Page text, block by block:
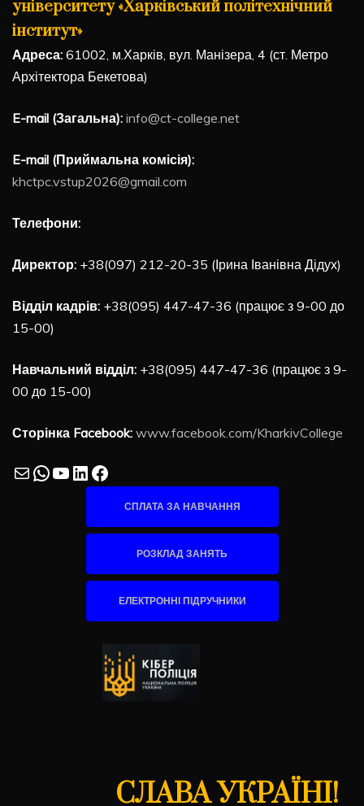
університету «Харківський політехнічний
інститут»
Адреса: 61002, м.Харків, вул. Манізера, 4 (ст. Метро
Архітектора Бекетова)
E-mail (Загальна): info@ct-college.net
E-mail (Приймальна комісія):
khctpc.vstup2026@gmail.com
Телефони:
Директор: +38(097) 212-20-35 (Ірина Іванівна Дідух)
Відділ кадрів: +38(095) 447-47-36 (працює з 9-00 до
15-00)
Навчальний відділ: +38(095) 447-47-36 (працює з 9-
00 до 15-00)
Сторінка Facebook: www.facebook.com/KharkivCollege
MailWhatsApp
YouTube
LinkedIn
Facebook
СПЛАТА ЗА НАВЧАННЯ
РОЗКЛАД ЗАНЯТЬ
ЕЛЕКТРОННІ ПІДРУЧНИКИ
СЛАВА УКРАЇНІ!